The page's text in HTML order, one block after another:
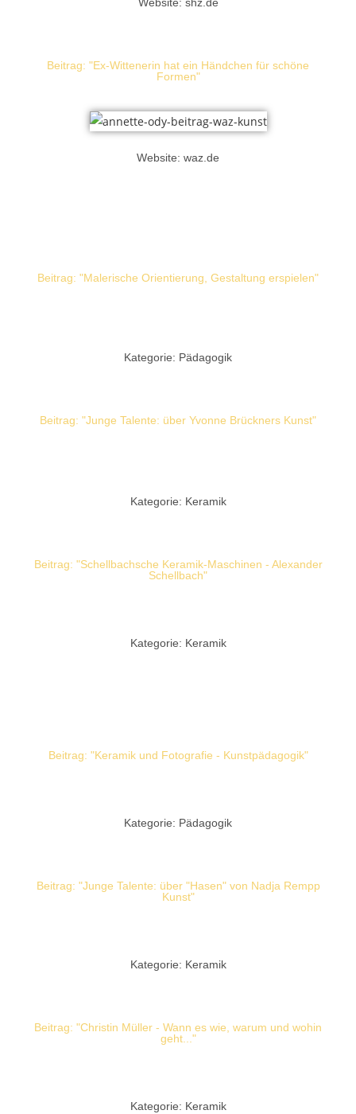
Beitrag: "Ex-Wittenerin hat ein Händchen für schöne
Formen"
Website: waz.de
Beitrag: "Malerische Orientierung, Gestaltung erspielen"
Kategorie: Pädagogik
Beitrag: "Junge Talente: über Yvonne Brückners Kunst"
Kategorie: Keramik
Beitrag: "Schellbachsche Keramik-Maschinen - Alexander
Schellbach"
Kategorie: Keramik
Beitrag: "Keramik und Fotografie - Kunstpädagogik"
Kategorie: Pädagogik
Beitrag: "Junge Talente: über "Hasen" von Nadja Rempp
Kunst"
Kategorie: Keramik
Beitrag: "Christin Müller - Wann es wie, warum und wohin
geht..."
Kategorie: Keramik